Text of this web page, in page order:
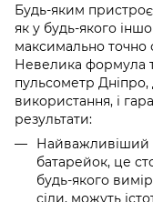
Будь-яким
як у будь-якого
максимально точно
Невелика формула
пульсометр
використання, і
результати:
Найважливіший
батарейок, це
будь-якого
сіли, можуть